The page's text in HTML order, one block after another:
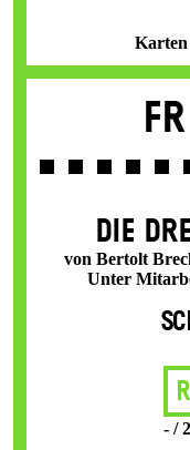
Karten
DIE
von Bertolt
Unter
- /